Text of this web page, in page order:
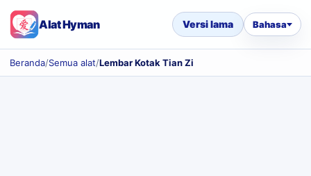
Alat Hyman Versi lama Bahasa
Beranda/Semua alat/Lembar Kotak Tian Zi